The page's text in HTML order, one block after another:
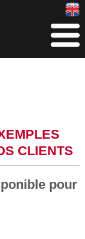
CLIENTS
pour